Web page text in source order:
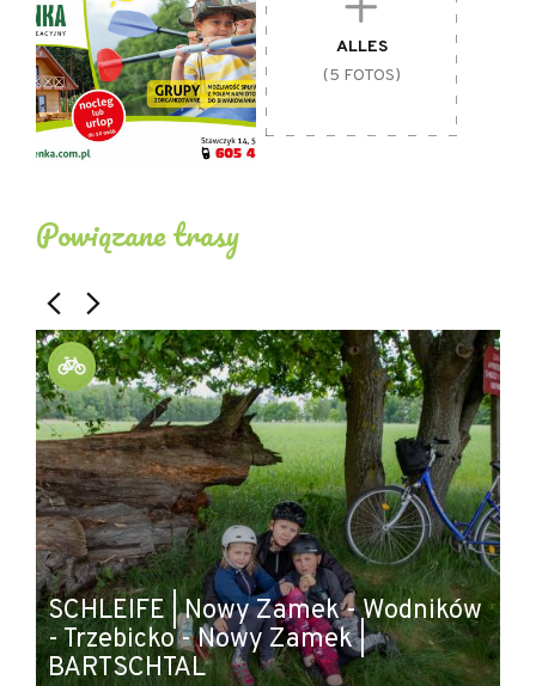
ALLES
(5 FOTOS)
Powiązane trasy
SCHLEIFE | Nowy Zamek - Wodników
- Trzebicko - Nowy Zamek |
BARTSCHTAL